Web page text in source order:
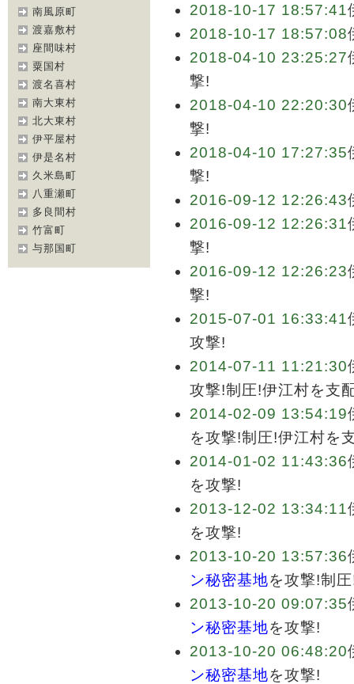
南風原町
渡嘉敷村
座間味村
粟国村
渡名喜村
南大東村
北大東村
伊平屋村
伊是名村
久米島町
八重瀬町
多良間村
竹富町
与那国町
2018-10-17 18:57:41
2018-10-17 18:57:08
2018-04-10 23:25:27
撃!
2018-04-10 22:20:30
撃!
2018-04-10 17:27:35
撃!
2016-09-12 12:26:43
2016-09-12 12:26:31
撃!
2016-09-12 12:26:23
撃!
2015-07-01 16:33:41
攻撃!
2014-07-11 11:21:30
攻撃!制圧!伊江村を支
2014-02-09 13:54:19
を攻撃!制圧!伊江村を
2014-01-02 11:43:36
を攻撃!
2013-12-02 13:34:11
を攻撃!
2013-10-20 13:57:36
ン秘密基地を攻撃!制
2013-10-20 09:07:35
ン秘密基地を攻撃!
2013-10-20 06:48:20
ン秘密基地を攻撃!